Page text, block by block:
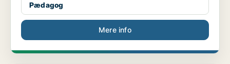
Pædagog
Mere info